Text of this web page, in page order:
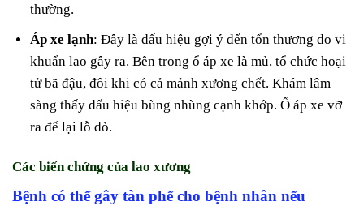
thường.
Áp xe lạnh: Đây là dấu hiệu gợi ý đến tổn thương do vi
khuẩn lao gây ra. Bên trong ổ áp xe là mủ, tổ chức hoại
tử bã đậu, đôi khi có cả mảnh xương chết. Khám lâm
sàng thấy dấu hiệu bùng nhùng cạnh khớp. Ổ áp xe vỡ
ra để lại lỗ dò.
Các biến chứng của lao xương
Bệnh có thể gây tàn phế cho bệnh nhân nếu